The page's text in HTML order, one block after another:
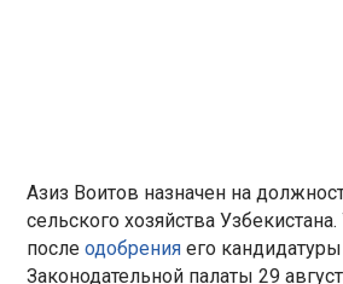
Азиз Воитов назначен на
сельского хозяйства
послеодобрения его
Законодательной палаты 29